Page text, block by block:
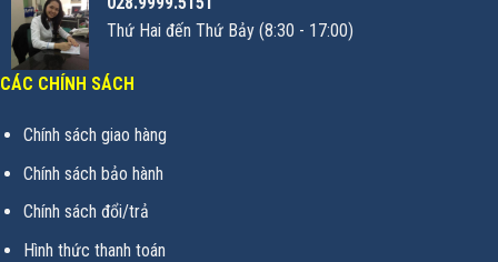
Thứ Hai đến Thứ Bảy (8:30 - 17:00)
CÁC CHÍNH SÁCH
Chính sách giao hàng
Chính sách bảo hành
Chính sách đổi/trả
Hình thức thanh toán